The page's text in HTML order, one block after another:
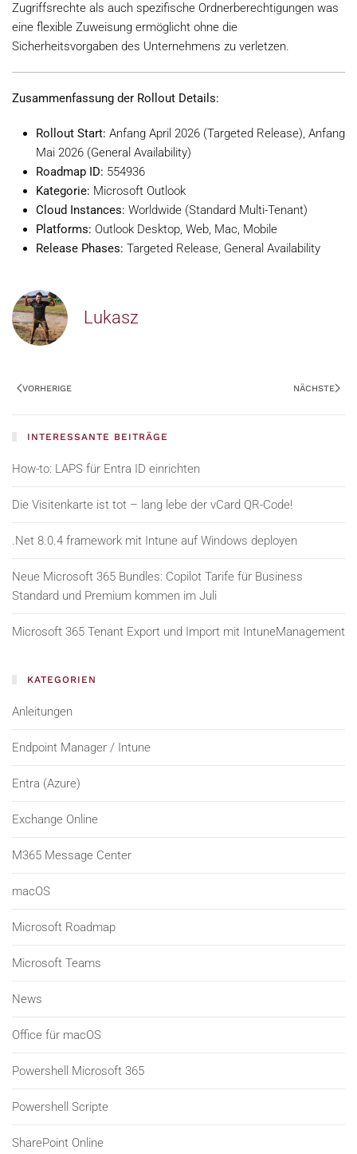
Zugriffsrechte als auch spezifische Ordnerberechtigungen was
eine flexible Zuweisung ermöglicht ohne die
Sicherheitsvorgaben des Unternehmens zu verletzen.
Zusammenfassung der Rollout Details:
Rollout Start: Anfang April 2026 (Targeted Release), Anfang
Mai 2026 (General Availability)
Roadmap ID: 554936
Kategorie: Microsoft Outlook
Cloud Instances: Worldwide (Standard Multi-Tenant)
Platforms: Outlook Desktop, Web, Mac, Mobile
Release Phases: Targeted Release, General Availability
Lukasz
VORHERIGE NÄCHSTE
INTERESSANTE BEITRÄGE
How-to: LAPS für Entra ID einrichten
Die Visitenkarte ist tot – lang lebe der vCard QR-Code!
.Net 8.0.4 framework mit Intune auf Windows deployen
Neue Microsoft 365 Bundles: Copilot Tarife für Business
Standard und Premium kommen im Juli
Microsoft 365 Tenant Export und Import mit IntuneManagement
KATEGORIEN
Anleitungen
Endpoint Manager / Intune
Entra (Azure)
Exchange Online
M365 Message Center
macOS
Microsoft Roadmap
Microsoft Teams
News
Office für macOS
Powershell Microsoft 365
Powershell Scripte
SharePoint Online